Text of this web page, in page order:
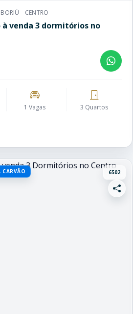
- CENTRO
venda 3 dormitórios no
1 Vagas 3 Quartos
CARVÃO 6502